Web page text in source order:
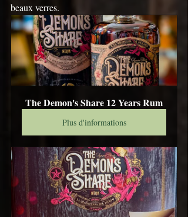
beaux verres.
The Demon's Share 12 Years Rum
Plus d'informations